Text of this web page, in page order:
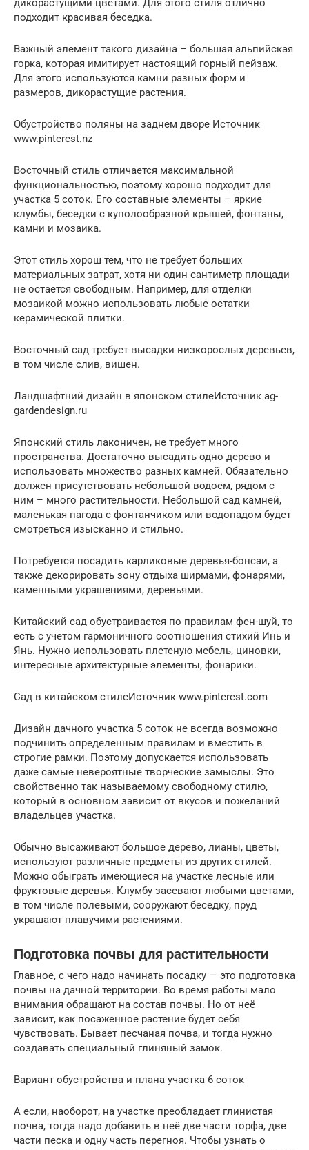
дикорастущими цветами. Для этого стиля отлично
подходит красивая беседка.
Важный элемент такого дизайна – большая альпийская
горка, которая имитирует настоящий горный пейзаж.
Для этого используются камни разных форм и
размеров, дикорастущие растения.
Обустройство поляны на заднем дворе Источник
www.pinterest.nz
Восточный стиль отличается максимальной
функциональностью, поэтому хорошо подходит для
участка 5 соток. Его составные элементы – яркие
клумбы, беседки с куполообразной крышей, фонтаны,
камни и мозаика.
Этот стиль хорош тем, что не требует больших
материальных затрат, хотя ни один сантиметр площади
не остается свободным. Например, для отделки
мозаикой можно использовать любые остатки
керамической плитки.
Восточный сад требует высадки низкорослых деревьев,
в том числе слив, вишен.
Ландшафтний дизайн в японском стилеИсточник ag-
gardendesign.ru
Японский стиль лаконичен, не требует много
пространства. Достаточно высадить одно дерево и
использовать множество разных камней. Обязательно
должен присутствовать небольшой водоем, рядом с
ним – много растительности. Небольшой сад камней,
маленькая пагода с фонтанчиком или водопадом будет
смотреться изысканно и стильно.
Потребуется посадить карликовые деревья-бонсаи, а
также декорировать зону отдыха ширмами, фонарями,
каменными украшениями, деревьями.
Китайский сад обустраивается по правилам фен-шуй, то
есть с учетом гармоничного соотношения стихий Инь и
Янь. Нужно использовать плетеную мебель, циновки,
интересные архитектурные элементы, фонарики.
Сад в китайском стилеИсточник www.pinterest.com
Дизайн дачного участка 5 соток не всегда возможно
подчинить определенным правилам и вместить в
строгие рамки. Поэтому допускается использовать
даже самые невероятные творческие замыслы. Это
свойственно так называемому свободному стилю,
который в основном зависит от вкусов и пожеланий
владельцев участка.
Обычно высаживают большое дерево, лианы, цветы,
используют различные предметы из других стилей.
Можно обыграть имеющиеся на участке лесные или
фруктовые деревья. Клумбу засевают любыми цветами,
в том числе полевыми, сооружают беседку, пруд
украшают плавучими растениями.
Подготовка почвы для растительности
Главное, с чего надо начинать посадку — это подготовка
почвы на дачной территории. Во время работы мало
внимания обращают на состав почвы. Но от неё
зависит, как посаженное растение будет себя
чувствовать. Бывает песчаная почва, и тогда нужно
создавать специальный глиняный замок.
Вариант обустройства и плана участка 6 соток
А если, наоборот, на участке преобладает глинистая
почва, тогда надо добавить в неё две части торфа, две
части песка и одну часть перегноя. Чтобы узнать о